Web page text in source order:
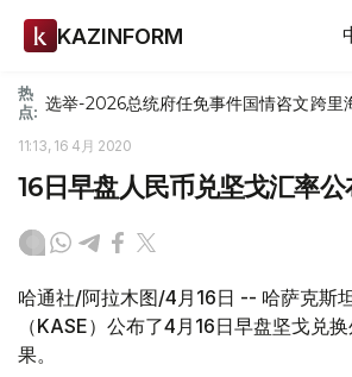
KAZINFORM
热
点: 选举-2026总统府任免事件国情咨文跨里
11:13, 16 4月 2020
16日早盘人民币兑坚戈汇率公
哈通社/阿拉木图/4月16日 -- 哈萨克斯
（KASE）公布了4月16日早盘坚戈兑
果。